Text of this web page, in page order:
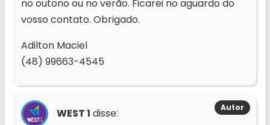
no outono ou no verão. Ficarei no aguardo do
vosso contato. Obrigado.
Adilton Maciel
(48) 99663-4545
WEST 1 disse: